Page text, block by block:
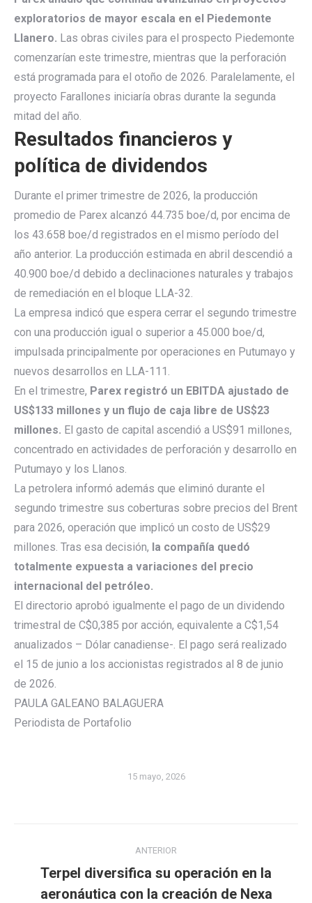
exploratorios de mayor escala en el Piedemonte
Llanero. Las obras civiles para el prospecto Piedemonte
comenzarían este trimestre, mientras que la perforación
está programada para el otoño de 2026. Paralelamente, el
proyecto Farallones iniciaría obras durante la segunda
mitad del año.
Resultados financieros y
política de dividendos
Durante el primer trimestre de 2026, la producción
promedio de Parex alcanzó 44.735 boe/d, por encima de
los 43.658 boe/d registrados en el mismo período del
año anterior. La producción estimada en abril descendió a
40.900 boe/d debido a declinaciones naturales y trabajos
de remediación en el bloque LLA-32.
La empresa indicó que espera cerrar el segundo trimestre
con una producción igual o superior a 45.000 boe/d,
impulsada principalmente por operaciones en Putumayo y
nuevos desarrollos en LLA-111.
En el trimestre, Parex registró un EBITDA ajustado de
US$133 millones y un flujo de caja libre de US$23
millones. El gasto de capital ascendió a US$91 millones,
concentrado en actividades de perforación y desarrollo en
Putumayo y los Llanos.
La petrolera informó además que eliminó durante el
segundo trimestre sus coberturas sobre precios del Brent
para 2026, operación que implicó un costo de US$29
millones. Tras esa decisión, la compañía quedó
totalmente expuesta a variaciones del precio
internacional del petróleo.
El directorio aprobó igualmente el pago de un dividendo
trimestral de C$0,385 por acción, equivalente a C$1,54
anualizados – Dólar canadiense-. El pago será realizado
el 15 de junio a los accionistas registrados al 8 de junio
de 2026.
PAULA GALEANO BALAGUERA
Periodista de Portafolio
15 mayo, 2026
entre
publicaciones
ANTERIOR
Publicación
Terpel diversifica su operación en la
aeronáutica con la creación de Nexa